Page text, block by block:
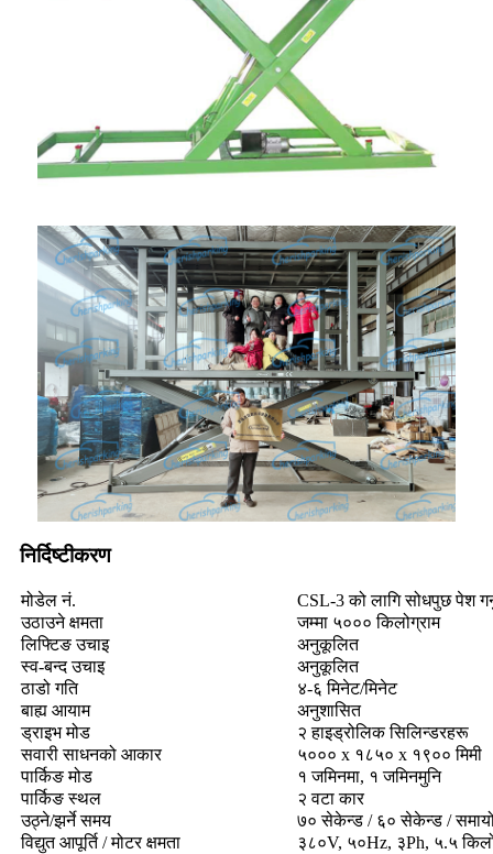
निर्दिष्टीकरण
मोडेल नं.
CSL-3 को लागि सोधपुछ पेश
उठाउने क्षमता
जम्मा ५००० किलोग्राम
लिफ्टिङ उचाइ
अनुकूलित
स्व-बन्द उचाइ
अनुकूलित
ठाडो गति
४-६ मिनेट/मिनेट
बाह्य आयाम
अनुशासित
ड्राइभ मोड
२ हाइड्रोलिक सिलिन्डरहरू
सवारी साधनको आकार
५००० x १८५० x १९०० मिमी
पार्किङ मोड
१ जमिनमा, १ जमिनमुनि
पार्किङ स्थल
२ वटा कार
उठ्ने/झर्ने समय
७० सेकेन्ड / ६० सेकेन्ड /
विद्युत आपूर्ति / मोटर क्षमता
३८०V, ५०Hz, ३Ph, ५.५